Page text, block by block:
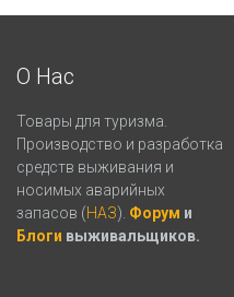
О Нас
Товары для туризма.
Производство и разработка
средств выживания и
носимых аварийных
запасов (НАЗ). Форум и
Блоги выживальщиков.